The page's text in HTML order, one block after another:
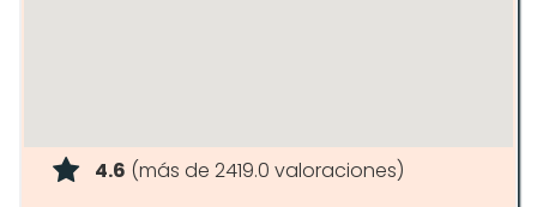
4.6 (más de 2419.0 valoraciones)